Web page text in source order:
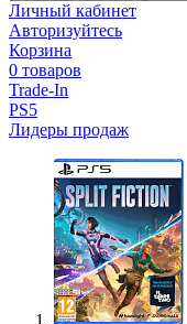
Личный кабинет
Авторизуйтесь
Корзина
0 товаров
Trade-In
PS5
Лидеры продаж